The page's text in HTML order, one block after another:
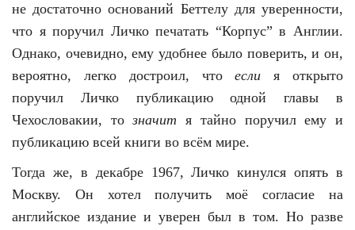
не достаточно оснований Беттелу для уверенности,
что я поручил Личко печатать “Корпус” в Англии.
Однако, очевидно, ему удобнее было поверить, и он,
вероятно, легко достроил, чтоесли я открыто
поручил Личко публикацию одной главы в
Чехословакии, тозначит я тайно поручил ему и
публикацию всей книги во всём мире.
Тогда же, в декабре 1967, Личко кинулся опять в
Москву. Он хотел получить моё согласие на
английское издание и уверен был в том. Но разве